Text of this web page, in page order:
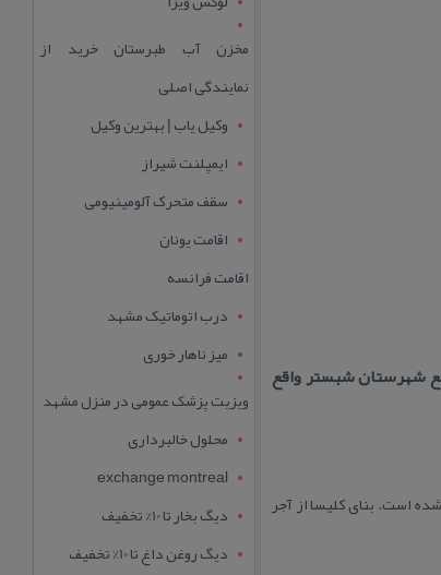
شهرستان شبستر واقع
است. بنای كلیسا از آجر
مخزن آب طبرستان خرید از
نمایندگی اصلی
وکیل یاب | بهترین وکیل
ایمپلنت شیراز
سقف متحرک آلومینیومی
اقامت یونان
اقامت فرانسه
درب اتوماتیک مشهد
میز ناهار خوری
ویزیت پزشک عمومی در منزل مشهد
محلول خالبرداری
exchange montreal
دیگ بخار تا 10% تخفیف
دیگ روغن داغ تا 10% تخفیف